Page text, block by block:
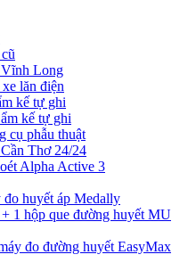
Long
lăn điện
kế tự ghi
kế tự ghi
cụ phẫu thuật
Thơ 24/24
Alpha Active 3
huyết áp Medally
1 hộp que đường huyết MU
đo đường huyết EasyMax